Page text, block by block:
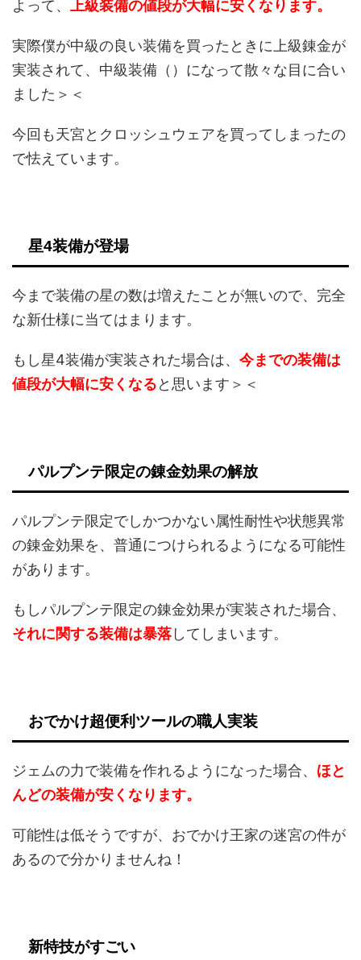
よって、 上級装備の値段が大幅に安くなります。
実際僕が中級の良い装備を買ったときに上級錬金が
実装されて、中級装備（）になって散々な目に合い
ました＞＜
今回も天宮とクロッシュウェアを買ってしまったの
で怯えています。
星4装備が登場
今まで装備の星の数は増えたことが無いので、完全
な新仕様に当てはまります。
もし星4装備が実装された場合は、 今までの装備は
値段が大幅に安くなると思います＞＜
パルプンテ限定の錬金効果の解放
パルプンテ限定でしかつかない属性耐性や状態異常
の錬金効果を、普通につけられるようになる可能性
があります。
もしパルプンテ限定の錬金効果が実装された場合、
それに関する装備は暴落してしまいます。
おでかけ超便利ツールの職人実装
ジェムの力で装備を作れるようになった場合、 ほと
んどの装備が安くなります。
可能性は低そうですが、おでかけ王家の迷宮の件が
あるので分かりませんね！
新特技がすごい